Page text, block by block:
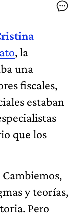
, la
una
fiscales,
estaban
que los
y teorías,
Pero